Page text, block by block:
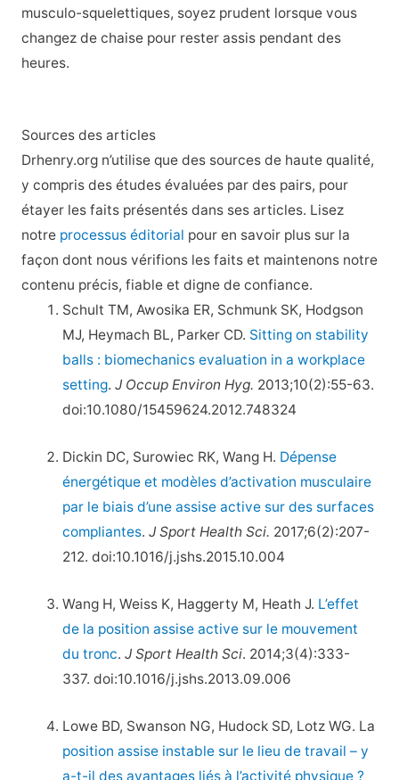
musculo-squelettiques, soyez prudent lorsque vous
changez de chaise pour rester assis pendant des
heures.
Sources des articles
Drhenry.org n’utilise que des sources de haute qualité,
y compris des études évaluées par des pairs, pour
étayer les faits présentés dans ses articles. Lisez
notre processus éditorial pour en savoir plus sur la
façon dont nous vérifions les faits et maintenons notre
contenu précis, fiable et digne de confiance.
Schult TM, Awosika ER, Schmunk SK, Hodgson
MJ, Heymach BL, Parker CD. Sitting on stability
balls : biomechanics evaluation in a workplace
setting.J Occup Environ Hyg. 2013;10(2):55-63.
doi:10.1080/15459624.2012.748324
Dickin DC, Surowiec RK, Wang H. Dépense
énergétique et modèles d’activation musculaire
par le biais d’une assise active sur des surfaces
compliantes.J Sport Health Sci. 2017;6(2):207-
212. doi:10.1016/j.jshs.2015.10.004
Wang H, Weiss K, Haggerty M, Heath J. L’effet
de la position assise active sur le mouvement
du tronc.J Sport Health Sci. 2014;3(4):333-
337. doi:10.1016/j.jshs.2013.09.006
Lowe BD, Swanson NG, Hudock SD, Lotz WG. La
position assise instable sur le lieu de travail – y
a-t-il des avantages liés à l’activité physique ?